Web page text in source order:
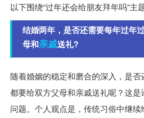
以下围绕“过年还会给朋友拜年吗”主
结婚两年，是否还需要每年过年
母和亲戚送礼?
随着婚姻的稳定和磨合的深入，是
都要给双方父母和亲戚送礼呢？这
问题。个人观点是，传统习俗中继